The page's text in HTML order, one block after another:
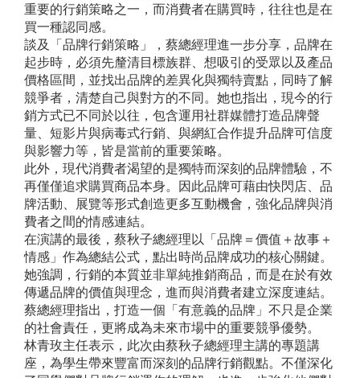
重要的行銷策略之一，而消費者在購買時，往往也是在
買一種認同感。
談及「品牌行銷策略」，蔡總經理進一步分享，品牌在
起步時，必須先釐清目標族群、想吸引的受眾以及產品
價格區間，並找出品牌的差異化與獨特賣點，同時了解
競爭者，清楚自己與對方的不同。她也指出，現今的行
銷方式已不同於以往，包含運用社群媒體打造品牌聲
量、短影片與病毒式行銷、與網紅合作提升品牌可信度
與影響力等，皆是當前的重要策略。
此外，現代消費者渴望的是獨特而深刻的品牌體驗，不
再僅僅追求購買商品本身。因此品牌可藉由快閃店、品
牌活動、展覽等形式創造更多互動機會，強化品牌與消
費者之間的情感連結。
在演講的最後，蔡秋子總經理以「品牌＝價值＋故事＋
情感」作為總結公式，點出時尚品牌成功的核心關鍵。
她強調，行銷的本質並非單純推銷商品，而是在於有效
傳遞品牌的價值與理念，進而與消費者建立深度連結。
蔡總經理指出，打造一個「有意義的品牌」不只是企業
的社會責任，更將成為未來市場中的重要競爭優勢。
林青玫主任表示，此次由蔡秋子總經理主講的專題講
座，為學生帶來豐富而深刻的品牌行銷觀點。不僅深化